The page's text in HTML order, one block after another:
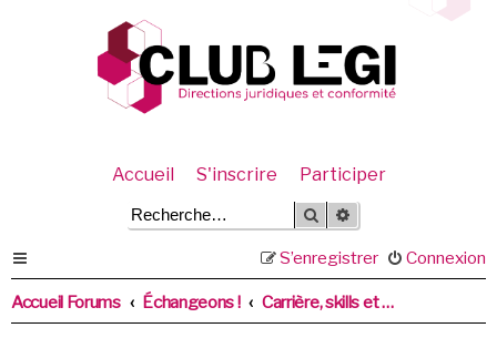
Accueil S'inscrire Participer
Rechercher
Connexion
S’enregistrer
Accueil Forums Échangeons ! Carrière, skills et recrutement